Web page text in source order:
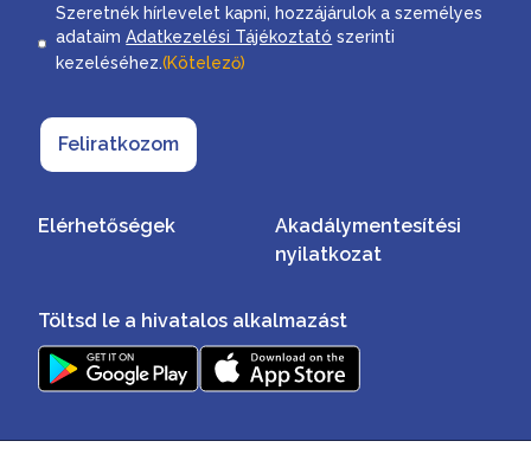
Consent
Szeretnék hírlevelet kapni, hozzájárulok a személyes
adataimAdatkezelési Tájékoztató szerinti
kezeléséhez.(Kötelező)
Feliratkozom
Elérhetőségek
Akadálymentesítési
nyilatkozat
Töltsd le a hivatalos alkalmazást